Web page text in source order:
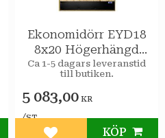
Ekonomidörr EYD18
8x20 Högerhängd
STAR Varmförråd
Ca 1-5 dagars leveranstid
till butiken.
5 083,00 KR
/ST
KÖP